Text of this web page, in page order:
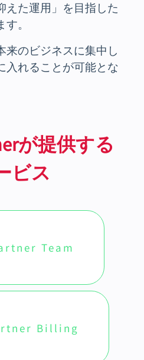
えた運用」を目指した
。
来のビジネスに集中し
入れることが可能とな
が提供する
ビス
Team
Billing